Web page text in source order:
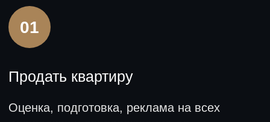
Коммерческая недвижимость
предпринимателями и компаниями.